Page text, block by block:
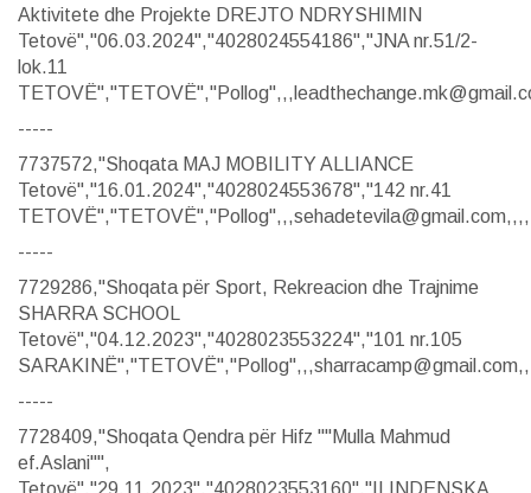
Aktivitete dhe Projekte DREJTO NDRYSHIMIN
Tetovë","06.03.2024","4028024554186","JNA nr.51/2-
lok.11
-----
7737572,"Shoqata MAJ MOBILITY ALLIANCE
Tetovë","16.01.2024","4028024553678","142 nr.41
-----
7729286,"Shoqata për Sport, Rekreacion dhe Trajnime
SHARRA SCHOOL
Tetovë","04.12.2023","4028023553224","101 nr.105
-----
7728409,"Shoqata Qendra për Hifz ""Mulla Mahmud
ef.Aslani"",
Tetovë","29.11.2023","4028023553160","ILINDENSKA